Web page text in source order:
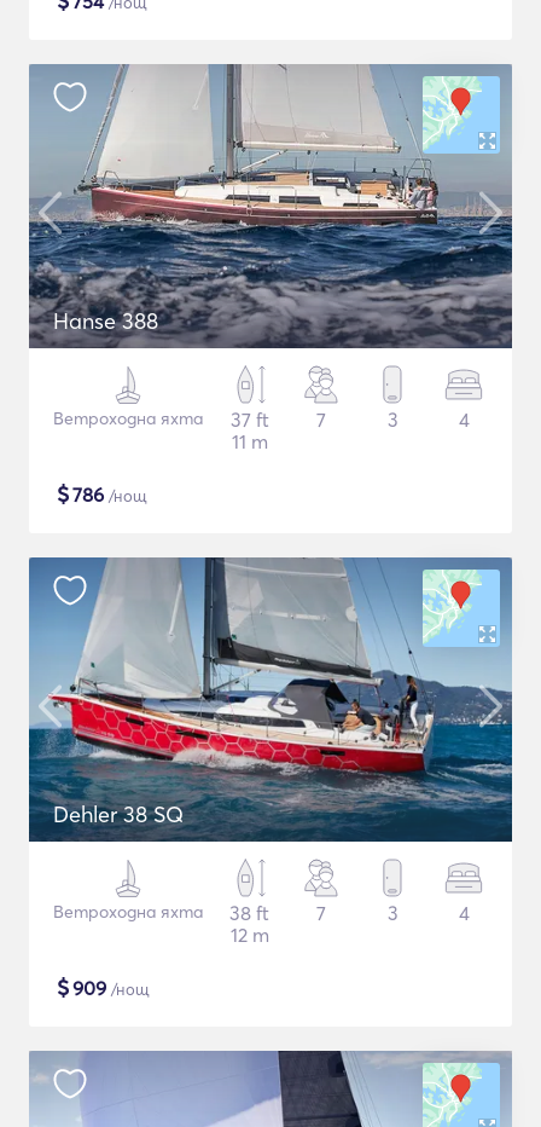
Hanse 388
Ветроходна яхта
37 ft
11 m
7 3 4
$786 /нощ
Dehler 38 SQ
Ветроходна яхта
38 ft
12 m
7 3 4
$909 /нощ